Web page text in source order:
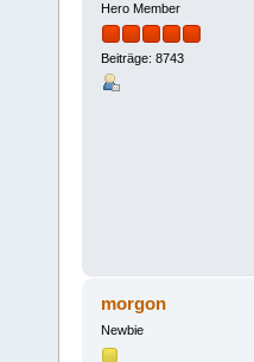
Hero Member
Beiträge: 8743
morgon
Newbie